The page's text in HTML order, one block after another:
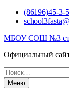
Перейти(86196)45-3-
МБОУ СОШ №3
Официальный
Поиск
по:Меню